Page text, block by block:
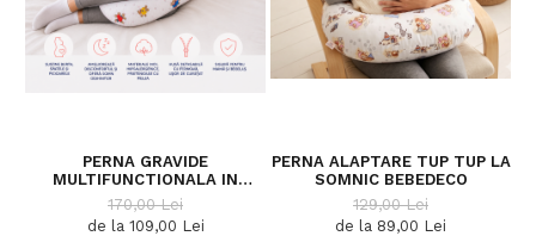
PERNA GRAVIDE
MULTIFUNCTIONALA IN
FORMA LITEREI C MARTINEL
LA JOACA BEBEDECO
170,00 Lei
de la 109,00 Lei
PERNA ALAPTARE TUP TUP LA
SOMNIC BEBEDECO
129,00 Lei
de la 89,00 Lei